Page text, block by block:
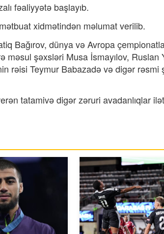
fəaliyyətə başlayıb.
xidmətindən məlumat verilib.
Bağırov, dünya və Avropa
məsul şəxsləri Musa İsmayılov, Ruslan
rəisi Teymur Babazadə və digər rəsmi
tatamivə digər zəruri avadanlıqlar